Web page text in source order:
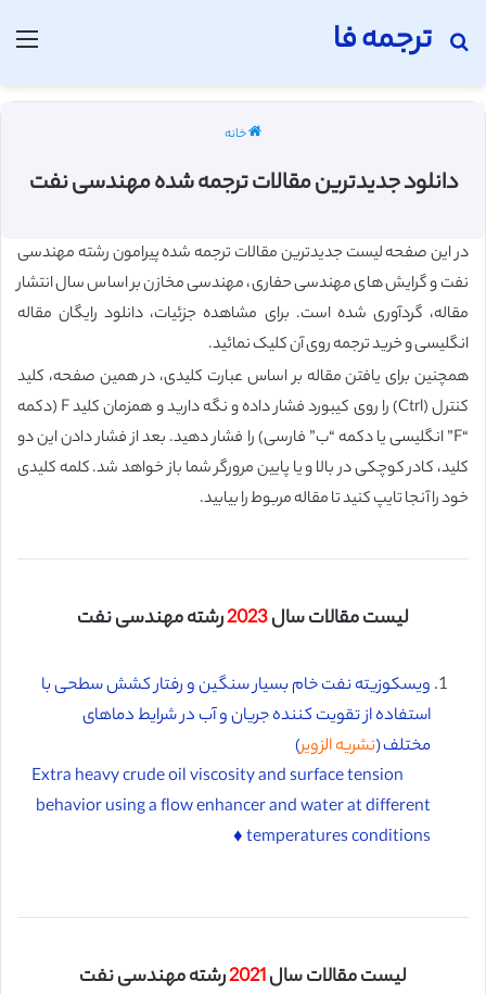
ترجمه فا
جستجو برای
خانه
دانلود جدیدترین مقالات ترجمه شده مهندسی نفت
در این صفحه لیست جدیدترین مقالات ترجمه شده پیرامون رشته مهندسی
نفت و گرایش های مهندسی حفاری، مهندسی مخازن بر اساس سال انتشار
مقاله، گردآوری شده است. برای مشاهده جزئیات، دانلود رایگان مقاله
انگلیسی و خرید ترجمه روی آن کلیک نمائید.
همچنین برای یافتن مقاله بر اساس عبارت کلیدی، در همین صفحه، کلید
کنترل (Ctrl) را روی کیبورد فشار داده و نگه دارید و همزمان کلید F (دکمه
“F” انگلیسی یا دکمه “ب” فارسی) را فشار دهید. بعد از فشار دادن این دو
کلید، کادر کوچکی در بالا و یا پایین مرورگر شما باز خواهد شد. کلمه کلیدی
خود را آنجا تایپ کنید تا مقاله مربوط را بیابید.
لیست مقالات سال2023رشته مهندسی نفت
ویسکوزیته نفت خام بسیار سنگین و رفتار کشش سطحی با
استفاده از تقویت کننده جریان و آب در شرایط دماهای
مختلف (نشریه الزویر)
Extra heavy crude oil viscosity and surface tension
behavior using a flow enhancer and water at different
temperatures conditions ♦️
لیست مقالات سال2021رشته مهندسی نفت